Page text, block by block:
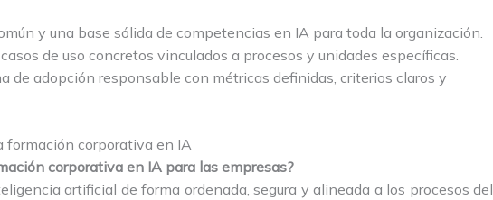
y una base sólida de competencias en IA para toda la organización.
de uso concretos vinculados a procesos y unidades específicas.
de adopción responsable con métricas definidas, criterios claros y
formación corporativa en IA
corporativa en IA para las empresas?
artificial de forma ordenada, segura y alineada a los procesos del